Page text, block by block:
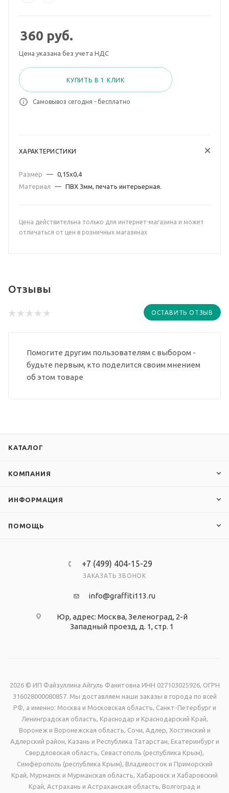
360 руб.
Цена указана без учета НДС
КУПИТЬ В 1 КЛИК
Самовывоз сегодня - бесплатно
ХАРАКТЕРИСТИКИ
Размер — 0,15х0,4
Материал
— ПВХ 3мм, печать интерьерная.
Цена действительна только для интернет-магазина и может
отличаться от цен в розничных магазинах
Отзывы
ОСТАВИТЬ ОТЗЫВ
Помогите другим пользователям с выбором -
будьте первым, кто поделится своим мнением
об этом товаре
КАТАЛОГ
КОМПАНИЯ
ИНФОРМАЦИЯ
ПОМОЩЬ
+7 (499) 404-15-29
ЗАКАЗАТЬ ЗВОНОК
info@graffiti113.ru
Юр, адрес: Москва, Зеленоград, 2-й
Западный проезд, д. 1, стр. 1
2026 © ИП Файзуллина Айгуль Фанитовна ИНН 027103025926, ОГРН
316028000080857. Мы доставляем наши заказы в города по всей
РФ, а именно: Москва и Московская область, Санкт-Петербург и
Ленинградская область, Краснодар и Краснодарский Край,
Воронеж и Воронежская область, Сочи, Адлер, Хостинский и
Адлерский район, Казань и Республика Татарстан, Екатеринбург и
Свердловская область, Севастополь (республика Крым),
Симферополь (республика Крым), Владивосток и Приморский
Край, Мурманск и Мурманская область, Хабаровск и Хабаровский
Край, Астрахань и Астраханская область, Волгоград и